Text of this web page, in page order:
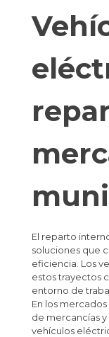
El reparto
soluciones que
eficiencia. Los
estos trayectos
entorno de
En los
de mercancías y
vehículos